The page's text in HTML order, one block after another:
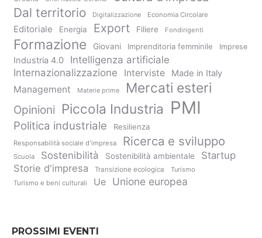
Dal territorio Digitalizzazione Economia Circolare
Editoriale Energia Export Filiere Fondirigenti
Formazione Giovani Imprenditoria femminile Imprese
Industria 4.0
Intelligenza artificiale
Internazionalizzazione
Interviste Made in Italy
Management Materie prime Mercati esteri
Opinioni Piccola Industria PMI
Politica industriale Resilienza
Responsabilità sociale d'impresa Ricerca e sviluppo
Scuola Sostenibilità Sostenibilità ambientale
Startup
Storie d'impresa
Transizione ecologica
Turismo
Turismo e beni culturali
Ue Unione europea
PROSSIMI EVENTI